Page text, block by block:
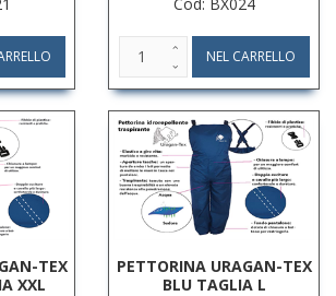
TEX
XXL
PETTORINA URAGAN-TEX
BLU TAGLIA L